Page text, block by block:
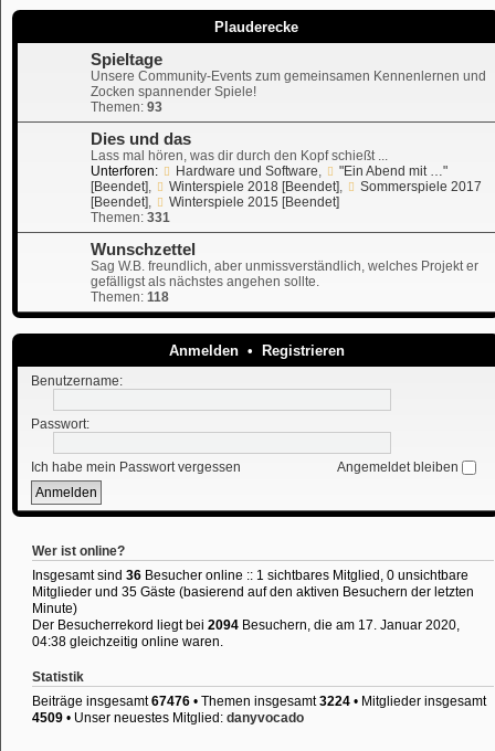
Plauderecke
Spieltage
Unsere Community-Events zum gemeinsamen Kennenlernen und
Zocken spannender Spiele!
Themen: 93
Dies und das
Lass mal hören, was dir durch den Kopf schießt ...
Unterforen:
Hardware und Software,
"Ein Abend mit …"
[Beendet], Winterspiele 2018 [Beendet],
Sommerspiele 2017
[Beendet],
Winterspiele 2015 [Beendet]
Themen: 331
Wunschzettel
Sag W.B. freundlich, aber unmissverständlich, welches Projekt er
gefälligst als nächstes angehen sollte.
Themen: 118
Anmelden• Registrieren
Benutzername:
Passwort:
Ich habe mein Passwort vergessen Angemeldet bleiben
Wer ist online?
Insgesamt sind 36 Besucher online :: 1 sichtbares Mitglied, 0 unsichtbare
Mitglieder und 35 Gäste (basierend auf den aktiven Besuchern der letzten
Minute)
Der Besucherrekord liegt bei 2094 Besuchern, die am 17. Januar 2020,
04:38 gleichzeitig online waren.
Statistik
Beiträge insgesamt67476 • Themen insgesamt3224 • Mitglieder insgesamt
4509 • Unser neuestes Mitglied: danyvocado